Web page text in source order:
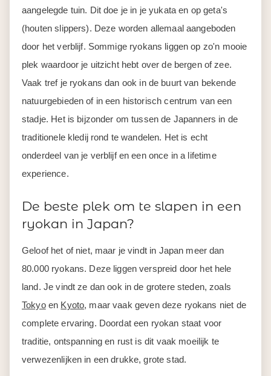
aangelegde tuin. Dit doe je in jeyukata en opgeta's
(houten slippers). Deze worden allemaal aangeboden
door het verblijf. Sommige ryokans liggen op zo'n mooie
plek waardoor je uitzicht hebt over de bergen of zee.
Vaak tref je ryokans dan ook in de buurt van bekende
natuurgebieden of in een historisch centrum van een
stadje. Het is bijzonder om tussen de Japanners in de
traditionele kledij rond te wandelen. Het is echt
onderdeel van je verblijf en een once in a lifetime
experience.
De beste plek om te slapen in een
ryokan in Japan?
Geloof het of niet, maar je vindt in Japan meer dan
80.000 ryokans. Deze liggen verspreid door het hele
land. Je vindt ze dan ook in de grotere steden, zoals
Tokyoen Kyoto, maar vaak geven deze ryokans niet de
complete ervaring. Doordat een ryokan staat voor
traditie, ontspanning en rust is dit vaak moeilijk te
verwezenlijken in een drukke, grote stad.